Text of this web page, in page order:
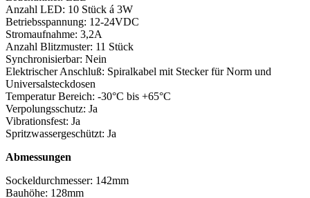
Anzahl LED: 10 Stück á 3W
Betriebsspannung: 12-24VDC
Stromaufnahme: 3,2A
Anzahl Blitzmuster: 11 Stück
Synchronisierbar: Nein
Elektrischer Anschluß: Spiralkabel mit Stecker für Norm und
Universalsteckdosen
Temperatur Bereich: -30°C bis +65°C
Verpolungsschutz: Ja
Vibrationsfest: Ja
Spritzwassergeschützt: Ja
Abmessungen
Sockeldurchmesser: 142mm
Bauhöhe: 128mm